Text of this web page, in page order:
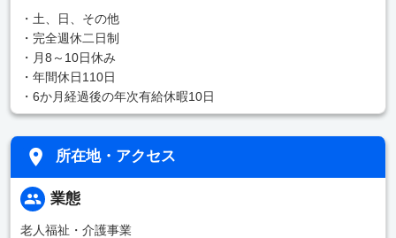
・土、日、その他
・完全週休二日制
・月8～10日休み
・年間休日110日
・6か月経過後の年次有給休暇10日
所在地・アクセス
業態
老人福祉・介護事業